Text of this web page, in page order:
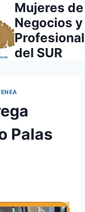
Mujeres de
Negocios y
del SUR
Palas